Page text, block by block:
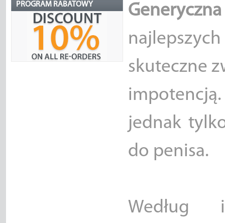
PROGRAM RABATOWY
skuteczne
jednak
do penisa.
Według